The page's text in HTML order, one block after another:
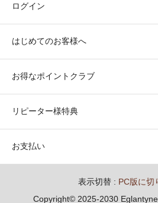
ログイン
はじめてのお客様へ
お得なポイントクラブ
リピーター様特典
お支払い
表示切替 : PC版に切
Copyright© 2025-2030